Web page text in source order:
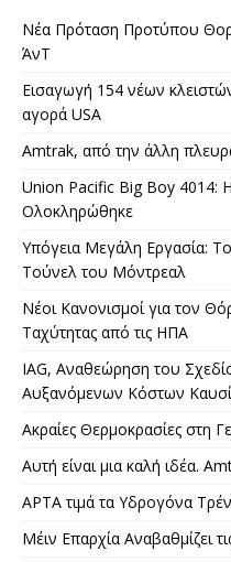
Νέα Πρόταση Προτύπου
ΆνΤ
Εισαγωγή 154 νέων
αγορά USA
Amtrak, από την άλλη
Union Pacific Big Boy 4014:
Ολοκληρώθηκε
Υπόγεια Μεγάλη Εργασία:
Τούνελ του Μόντρεαλ
Νέοι Κανονισμοί για τον
Ταχύτητας από τις ΗΠΑ
IAG, Αναθεώρηση του
Αυξανόμενων Κόστων
Ακραίες Θερμοκρασίες στη
Αυτή είναι μια καλή ιδέα.
APTA τιμά τα Υδρογόνα
Μέιν Επαρχία Αναβαθμίζει